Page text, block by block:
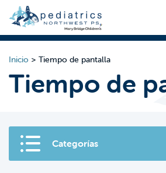
Inicio > Tiempo de pantalla
Tiempo de
Categorías